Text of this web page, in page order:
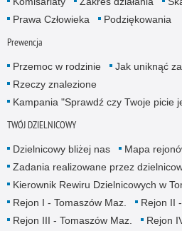
Prawa Człowieka
Podziękowania
Prewencja
Przemoc w rodzinie
Jak uniknąć
Rzeczy znalezione
Kampania "Sprawdź czy Twoje picie
TWÓJ DZIELNICOWY
Dzielnicowy bliżej nas
Mapa
Zadania realizowane przez
Kierownik Rewiru Dzielnicowych w
Rejon I - Tomaszów Maz.
Rejon II
Rejon III - Tomaszów Maz.
Rejon